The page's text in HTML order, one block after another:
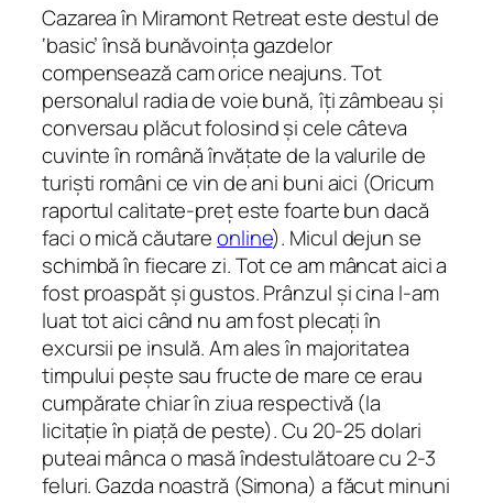
Cazarea în Miramont Retreat este destul de
‘basic’ însă bunăvoința gazdelor
compensează cam orice neajuns. Tot
personalul radia de voie bună, îți zâmbeau și
conversau plăcut folosind și cele câteva
cuvinte în română învățate de la valurile de
turiști români ce vin de ani buni aici (Oricum
raportul calitate-preț este foarte bun dacă
faci o mică căutareonline). Micul dejun se
schimbă în fiecare zi. Tot ce am mâncat aici a
fost proaspăt și gustos. Prânzul și cina l-am
luat tot aici când nu am fost plecați în
excursii pe insulă. Am ales în majoritatea
timpului pește sau fructe de mare ce erau
cumpărate chiar în ziua respectivă (la
licitație în piață de peste). Cu 20-25 dolari
puteai mânca o masă îndestulătoare cu 2-3
feluri. Gazda noastră (Simona) a făcut minuni